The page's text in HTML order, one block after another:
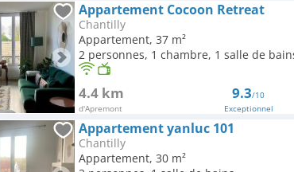
Appartement Cocoon Retreat
Chantilly
Appartement, 37 m²
2 personnes, 1 chambre, 1 salle de
4.4 km
d'Apremont
9.3/10
Exceptionnel
Appartement yanluc 101
Chantilly
Appartement, 30 m²